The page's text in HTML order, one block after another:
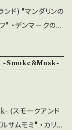
yoku- (森
ス/ブラックペッパ
もおすすめです。
できる新鮮な香り
で心地よい時間
に使用することが
す。 ・シーズン
シンプルなデザイ
また、emotional
各種と香りを合
ンド) "マンダリンの
・デンマークの夕
、海草、樺材、ベ
かさとほんの少し
。 ご自宅でのディ
内容量は100ml＝
空間や布地に使用
-Smoke&Musk-
(スモークアンド
サムモミ" ・カリフ